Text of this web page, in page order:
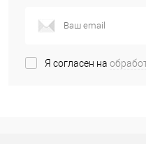
Я согласен на